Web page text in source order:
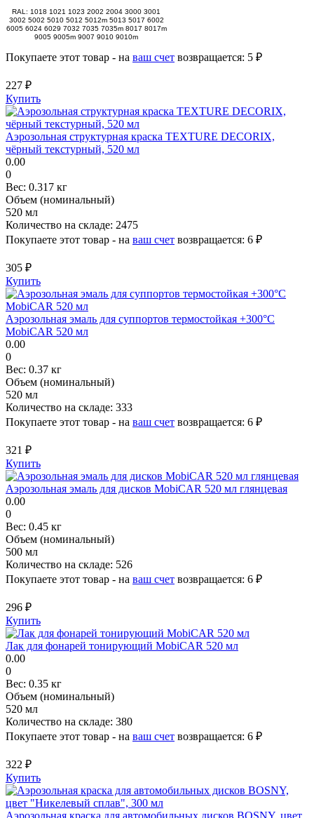
RAL: 1018 1021 1023 2002 2004 3000 3001
3002 5002 5010 5012 5012m 5013 5017 6002
6005 6024 6029 7032 7035 7035m 8017 8017m
9005 9005m 9007 9010 9010m
Покупаете этот товар - на ваш счет возвращается: 5 ₽
227 ₽
Купить
Аэрозольная структурная краска TEXTURE DECORIX,
чёрный текстурный, 520 мл
0.00
0
Вес: 0.317 кг
Объем (номинальный)
520 мл
Количество на складе: 2475
Покупаете этот товар - на ваш счет возвращается: 6 ₽
305 ₽
Купить
Аэрозольная эмаль для суппортов термостойкая +300°С
MobiCAR 520 мл
0.00
0
Вес: 0.37 кг
Объем (номинальный)
520 мл
Количество на складе: 333
Покупаете этот товар - на ваш счет возвращается: 6 ₽
321 ₽
Купить
Аэрозольная эмаль для дисков MobiCAR 520 мл глянцевая
0.00
0
Вес: 0.45 кг
Объем (номинальный)
500 мл
Количество на складе: 526
Покупаете этот товар - на ваш счет возвращается: 6 ₽
296 ₽
Купить
Лак для фонарей тонирующий MobiCAR 520 мл
0.00
0
Вес: 0.35 кг
Объем (номинальный)
520 мл
Количество на складе: 380
Покупаете этот товар - на ваш счет возвращается: 6 ₽
322 ₽
Купить
Аэрозольная краска для автомобильных дисков BOSNY, цвет